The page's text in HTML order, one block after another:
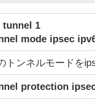
tunnel 1
mode ipsec
トンネルモードを
protection